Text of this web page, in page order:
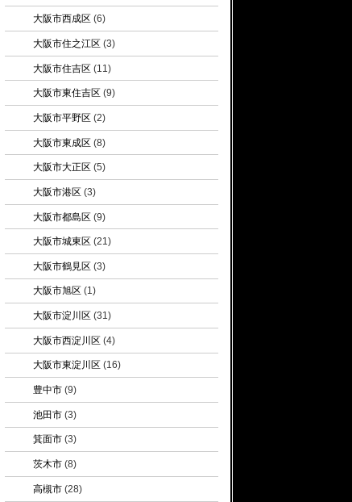
大阪市西成区 (6)
大阪市住之江区(3)
大阪市住吉区(11)
大阪市東住吉区 (9)
大阪市平野区(2)
大阪市東成区(8)
大阪市大正区 (5)
大阪市港区(3)
大阪市都島区(9)
大阪市城東区 (21)
大阪市鶴見区(3)
大阪市旭区 (1)
大阪市淀川区 (31)
大阪市西淀川区(4)
大阪市東淀川区 (16)
豊中市(9)
池田市(3)
箕面市(3)
茨木市(8)
高槻市(28)